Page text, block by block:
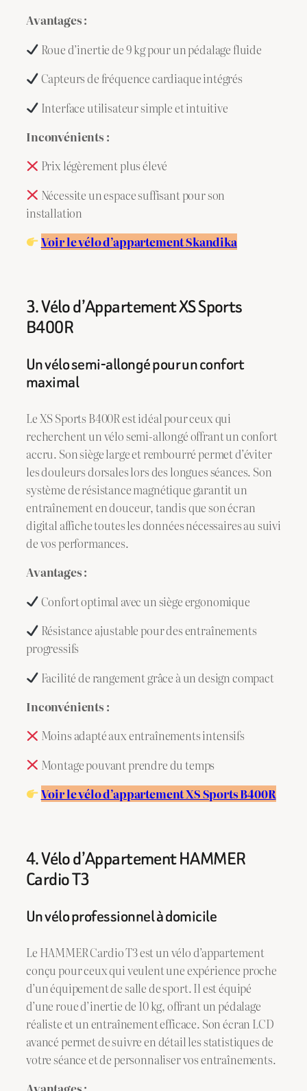
Avantages :
Roue d’inertie de 9 kg pour un pédalage fluide
Capteurs de fréquence cardiaque intégrés
Interface utilisateur simple et intuitive
Inconvénients :
Prix légèrement plus élevé
Nécessite un espace suffisant pour son
installation
Voir le vélo d’appartement Skandika
3. Vélo d’Appartement XS Sports
B400R
Un vélo semi-allongé pour un confort
maximal
Le XS Sports B400R est idéal pour ceux qui
recherchent un vélo semi-allongé offrant un confort
accru. Son siège large et rembourré permet d’éviter
les douleurs dorsales lors des longues séances. Son
système de résistance magnétique garantit un
entraînement en douceur, tandis que son écran
digital affiche toutes les données nécessaires au suivi
de vos performances.
Avantages :
Confort optimal avec un siège ergonomique
Résistance ajustable pour des entraînements
progressifs
Facilité de rangement grâce à un design compact
Inconvénients :
Moins adapté aux entraînements intensifs
Montage pouvant prendre du temps
Voir le vélo d’appartement XS Sports B400R
4. Vélo d’Appartement HAMMER
Cardio T3
Un vélo professionnel à domicile
Le HAMMER Cardio T3 est un vélo d’appartement
conçu pour ceux qui veulent une expérience proche
d’un équipement de salle de sport. Il est équipé
d’une roue d’inertie de 10 kg, offrant un pédalage
réaliste et un entraînement efficace. Son écran LCD
avancé permet de suivre en détail les statistiques de
votre séance et de personnaliser vos entraînements.